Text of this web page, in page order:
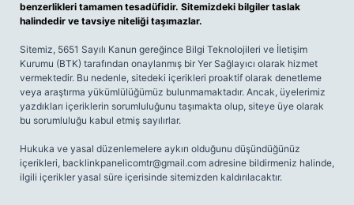
benzerlikleri tamamen tesadüfidir. Sitemizdeki bilgiler taslak
halindedir ve tavsiye niteliği taşımazlar.
Sitemiz, 5651 Sayılı Kanun gereğince Bilgi Teknolojileri ve İletişim
Kurumu (BTK) tarafından onaylanmış bir Yer Sağlayıcı olarak hizmet
vermektedir. Bu nedenle, sitedeki içerikleri proaktif olarak denetleme
veya araştırma yükümlülüğümüz bulunmamaktadır. Ancak, üyelerimiz
yazdıkları içeriklerin sorumluluğunu taşımakta olup, siteye üye olarak
bu sorumluluğu kabul etmiş sayılırlar.
Hukuka ve yasal düzenlemelere aykırı olduğunu düşündüğünüz
içerikleri, backlinkpanelicomtr@gmail.com adresine bildirmeniz halinde,
ilgili içerikler yasal süre içerisinde sitemizden kaldırılacaktır.